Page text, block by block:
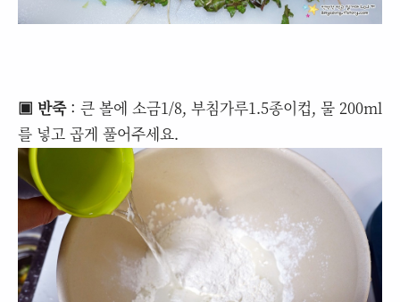
▣ 반죽: 큰 볼에 소금1/8, 부침가루1.5종이컵, 물 200ml
를 넣고 곱게 풀어주세요.